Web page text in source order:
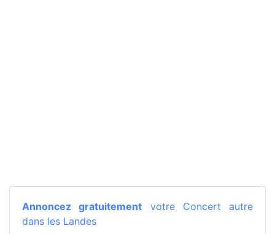
Annoncez gratuitement votre Concert autre
dans les Landes